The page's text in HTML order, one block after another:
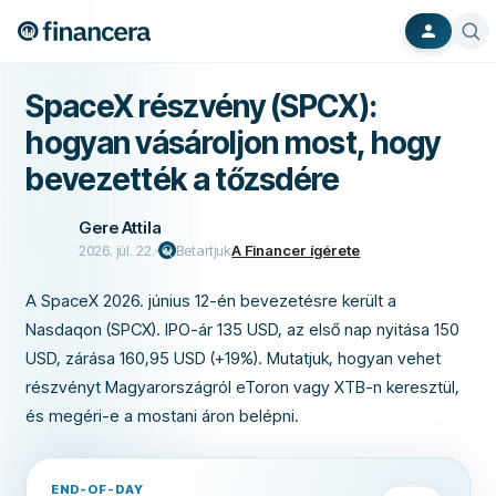
SpaceX részvény (SPCX):
hogyan vásároljon most, hogy
bevezették a tőzsdére
Gere Attila
2026. júl. 22. BetartjukA Financer ígérete
A SpaceX 2026. június 12-én bevezetésre került a
Nasdaqon (SPCX). IPO-ár 135 USD, az első nap nyitása 150
USD, zárása 160,95 USD (+19%). Mutatjuk, hogyan vehet
részvényt Magyarországról eToron vagy XTB-n keresztül,
és megéri-e a mostani áron belépni.
END-OF-DAY